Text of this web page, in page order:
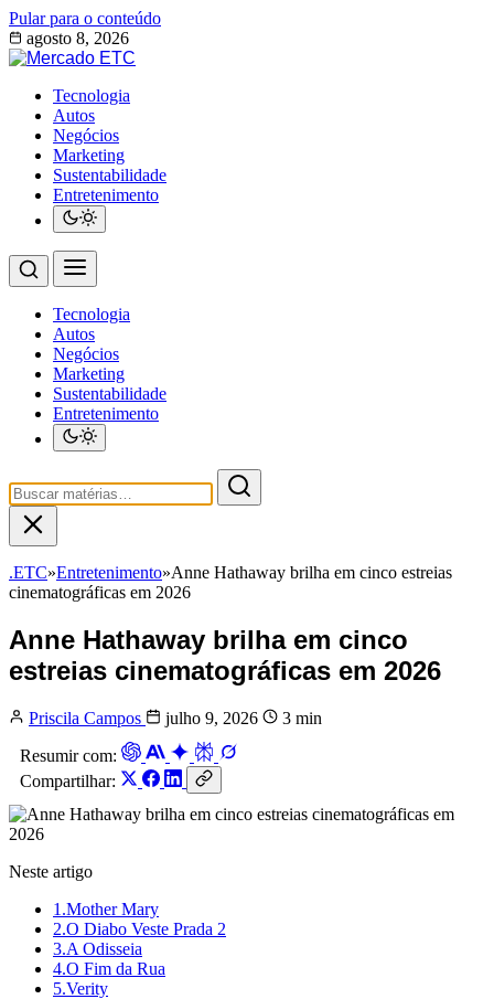
Pular para o conteúdo
agosto 8, 2026
Tecnologia
Autos
Negócios
Marketing
Sustentabilidade
Entretenimento
Tecnologia
Autos
Negócios
Marketing
Sustentabilidade
Entretenimento
.ETC»Entretenimento»Anne Hathaway brilha em cinco estreias
cinematográficas em 2026
Anne Hathaway brilha em cinco
estreias cinematográficas em 2026
Priscila Campos julho 9, 2026
3 min
Resumir com:
Compartilhar:
Neste artigo
1.Mother Mary
2.O Diabo Veste Prada 2
3.A Odisseia
4.O Fim da Rua
5.Verity